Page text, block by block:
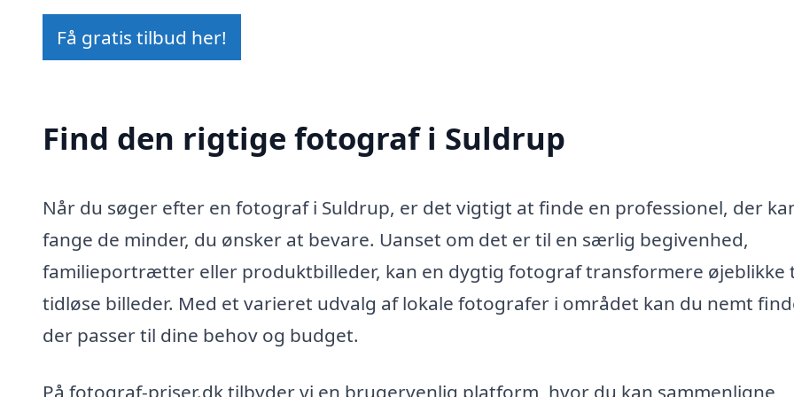
Få gratis tilbud her!
Find den rigtige fotograf i Suldrup
Når du søger efter en fotograf i Suldrup, er det vigtigt at finde en professionel, der
fange de minder, du ønsker at bevare. Uanset om det er til en særlig begivenhed,
familieportrætter eller produktbilleder, kan en dygtig fotograf transformere øjeblikke
tidløse billeder. Med et varieret udvalg af lokale fotografer i området kan du nemt
der passer til dine behov og budget.
På fotograf-priser.dk tilbyder vi en brugervenlig platform, hvor du kan sammenligne